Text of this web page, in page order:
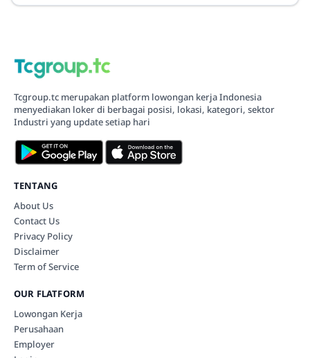
Tcgroup.tc merupakan platform lowongan kerja Indonesia
menyediakan loker di berbagai posisi, lokasi, kategori, sektor
Industri yang update setiap hari
TENTANG
About Us
Contact Us
Privacy Policy
Disclaimer
Term of Service
OUR FLATFORM
Lowongan Kerja
Perusahaan
Employer